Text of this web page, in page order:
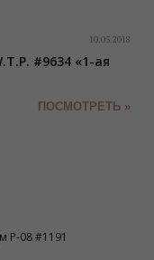
10.05.2018
#9634 «1-ая
ПОСМОТРЕТЬ »